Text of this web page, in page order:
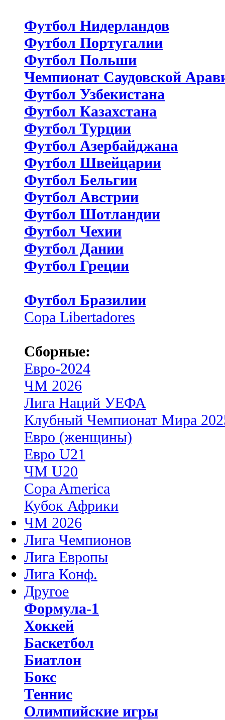
Футбол Нидерландов
Футбол Португалии
Футбол Польши
Чемпионат Саудовской
Футбол Узбекистана
Футбол Казахстана
Футбол Турции
Футбол Азербайджана
Футбол Швейцарии
Футбол Бельгии
Футбол Австрии
Футбол Шотландии
Футбол Чехии
Футбол Дании
Футбол Греции
Футбол Бразилии
Copa Libertadores
Сборные:
Евро-2024
ЧМ 2026
Лига Наций УЕФА
Клубный Чемпионат Мира
Евро (женщины)
Евро U21
ЧМ U20
Copa America
Кубок Африки
ЧМ 2026
Лига Чемпионов
Лига Европы
Лига Конф.
Другое
Формула-1
Хоккей
Баскетбол
Биатлон
Бокс
Теннис
Олимпийские игры